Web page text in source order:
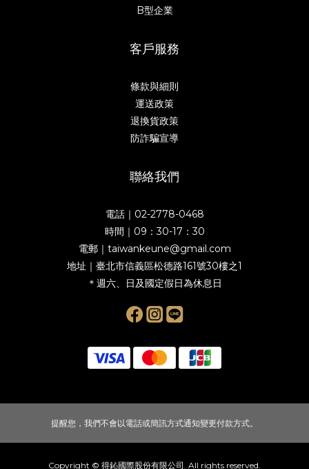
B型企業
客戶服務
條款與細則
運送政策
退換貨政策
防詐騙宣導
聯絡我們
電話｜02-2778-0468
時間｜09：30-17：30
電郵｜taiwankeune@gmail.com
地址｜臺北市信義區松德路161號30樓之1
＊週六、日及國定假日為休息日
提醒您，我們不會以電話或簡訊方式通知變更付款方式。
Copyright © 得鈊國際股份有限公司. All rights reserved.